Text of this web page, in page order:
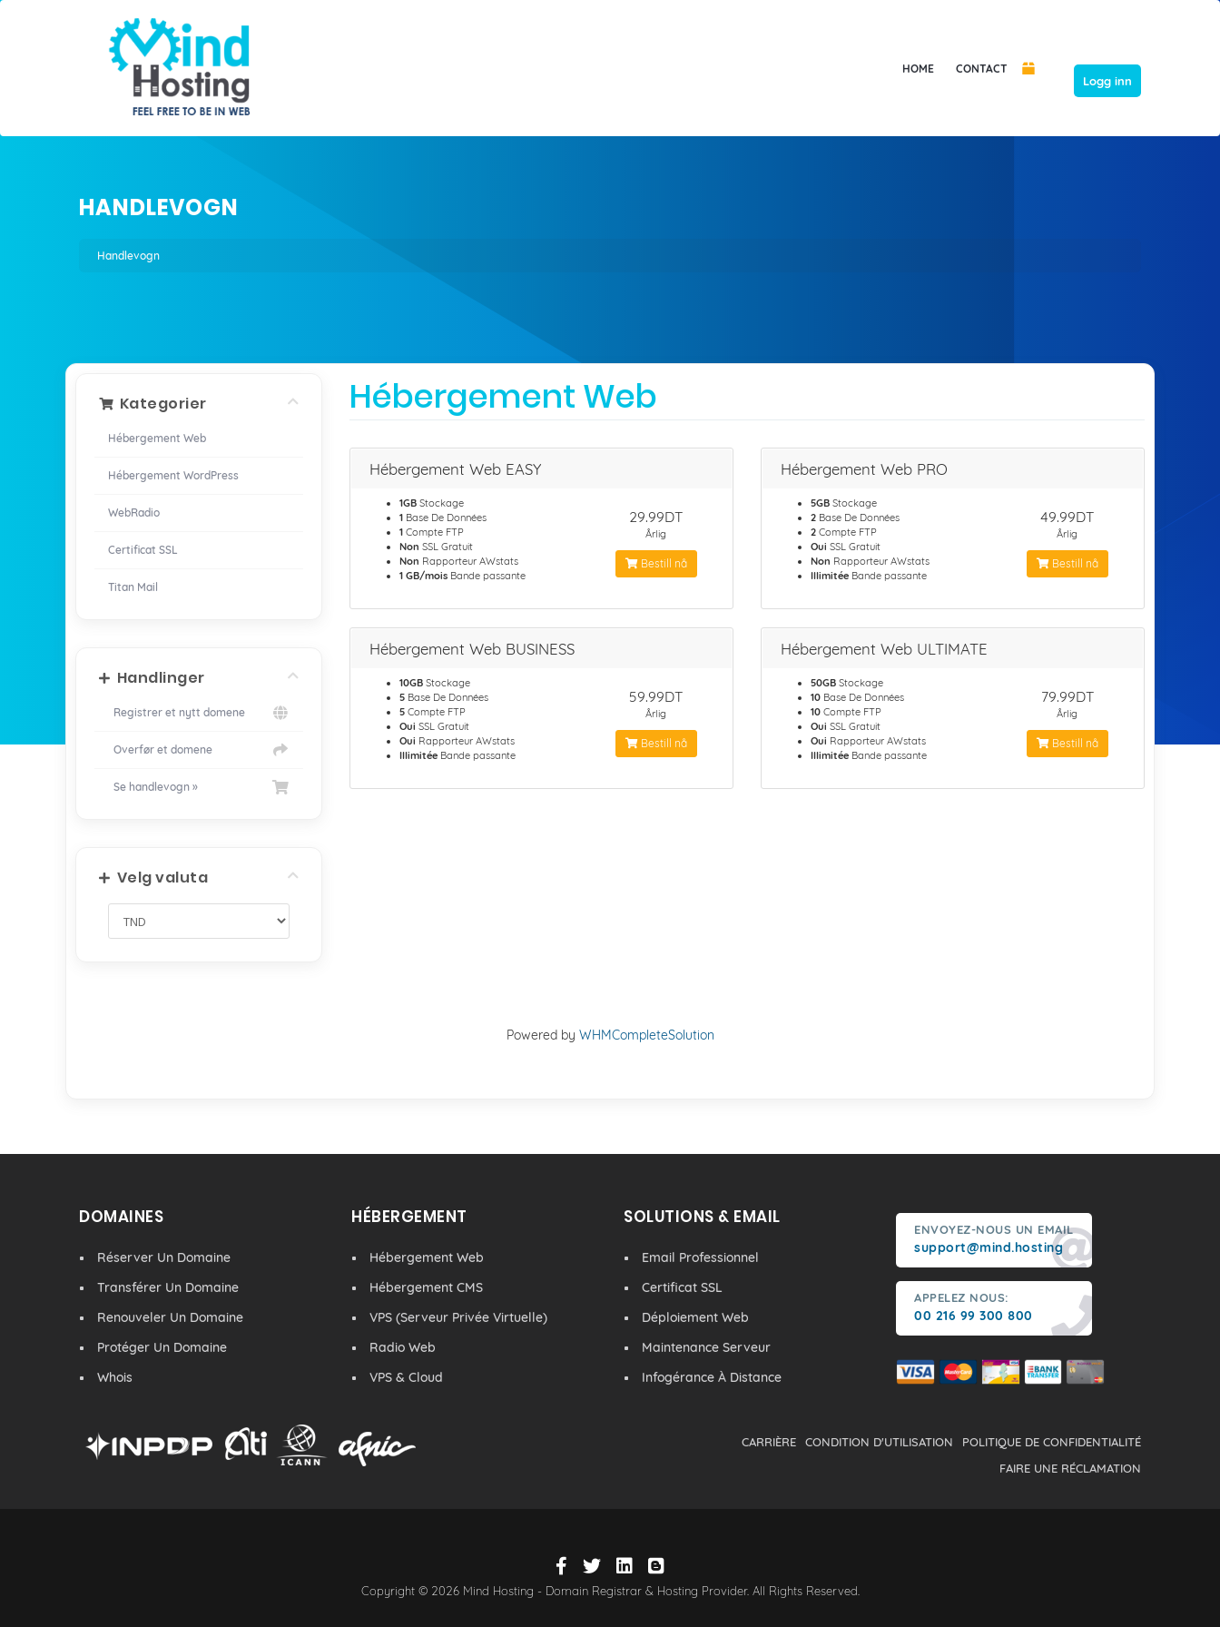
HOME CONTACT
Logg inn
HANDLEVOGN
Handlevogn
Kategorier
Hébergement Web
Hébergement WordPress
WebRadio
Certificat SSL
Titan Mail
Handlinger
Registrer et nytt domene
Overfør et domene
Se handlevogn »
Velg valuta
Hébergement Web
Hébergement Web EASY
1GB Stockage
1 Base De Données
1 Compte FTP
Non SSL Gratuit
Non Rapporteur AWstats
1 GB/mois Bande passante
29.99DT
Årlig
Bestill nå
Hébergement Web PRO
5GB Stockage
2 Base De Données
2 Compte FTP
Oui SSL Gratuit
Non Rapporteur AWstats
Illimitée Bande passante
49.99DT
Årlig
Bestill nå
Hébergement Web BUSINESS
10GB Stockage
5 Base De Données
5 Compte FTP
Oui SSL Gratuit
Oui Rapporteur AWstats
Illimitée Bande passante
59.99DT
Årlig
Bestill nå
Hébergement Web ULTIMATE
50GB Stockage
10 Base De Données
10 Compte FTP
Oui SSL Gratuit
Oui Rapporteur AWstats
Illimitée Bande passante
79.99DT
Årlig
Bestill nå
Powered by WHMCompleteSolution
DOMAINES
Réserver Un Domaine
Transférer Un Domaine
Renouveler Un Domaine
Protéger Un Domaine
Whois
HÉBERGEMENT
Hébergement Web
Hébergement CMS
VPS (Serveur Privée Virtuelle)
Radio Web
VPS & Cloud
SOLUTIONS & EMAIL
Email Professionnel
Certificat SSL
Déploiement Web
Maintenance Serveur
Infogérance À Distance
ENVOYEZ-NOUS UN EMAIL
support@mind.hosting
APPELEZ NOUS:
00 216 99 300 800
POLITIQUE DE CONFIDENTIALITÉ
CONDITION D'UTILISATION
CARRIÈRE
FAIRE UNE RÉCLAMATION
Copyright © 2026 Mind Hosting - Domain Registrar & Hosting Provider. All Rights Reserved.